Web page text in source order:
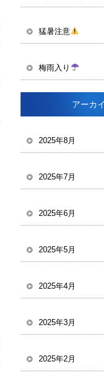
猛暑注意
梅雨入り
アーカ
2025年8月
2025年7月
2025年6月
2025年5月
2025年4月
2025年3月
2025年2月